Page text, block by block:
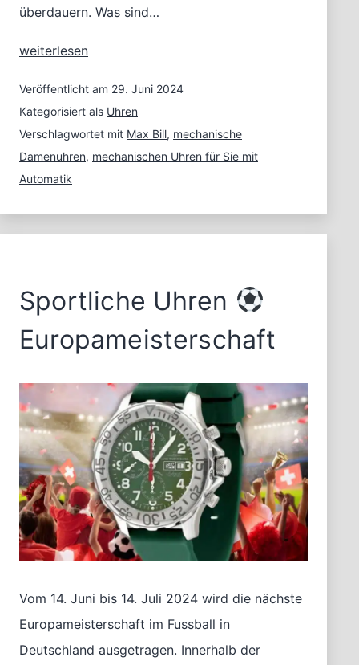
überdauern. Was sind…
Mechanische
für
Frauen:
Uhrmacherkunst
mit
weiterlesen
Veröffentlicht am 29. Juni 2024
Kategorisiert als Uhren
Verschlagwortet mit Max Bill, mechanische
Damenuhren, mechanischen Uhren für Sie mit
Automatik
Sportliche Uhren
Europameisterschaft
Vom 14. Juni bis 14. Juli 2024 wird die nächste
Europameisterschaft im Fussball in
Deutschland ausgetragen. Innerhalb der